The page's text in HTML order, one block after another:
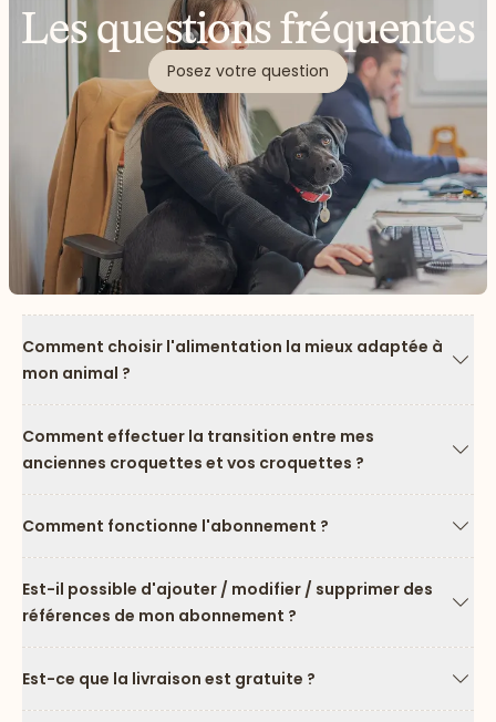
Les questions fréquentes
Posez votre question
Comment choisir l'alimentation la mieux adaptée à
mon animal ?
Comment effectuer la transition entre mes
anciennes croquettes et vos croquettes ?
Comment fonctionne l'abonnement ?
Est-il possible d'ajouter / modifier / supprimer des
références de mon abonnement ?
Est-ce que la livraison est gratuite ?